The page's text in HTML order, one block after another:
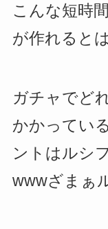
こんな短時
が作れると
ガチャでど
かかってい
ントはルシ
wwwざまぁ